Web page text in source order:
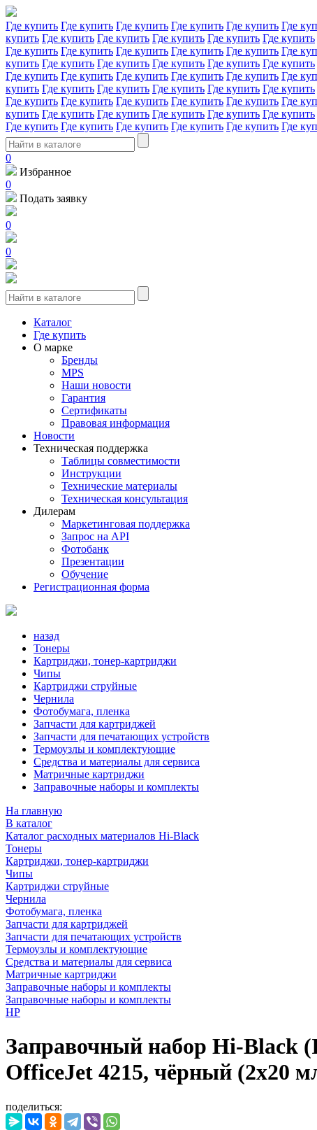
Где купить Где купить Где купить Где купить Где купить Где
купить Где купить Где купить Где купить Где купить Где купить
Где купить Где купить Где купить Где купить Где купить Где
купить Где купить Где купить Где купить Где купить Где купить
Где купить Где купить Где купить Где купить Где купить Где
купить Где купить Где купить Где купить Где купить Где купить
Где купить Где купить Где купить Где купить Где купить Где
купить Где купить Где купить Где купить Где купить Где купить
Где купить Где купить Где купить Где купить Где купить Где
0
Избранное
0
Подать заявку
0
0
Каталог
Где купить
О марке
Бренды
MPS
Наши новости
Гарантия
Сертификаты
Правовая информация
Новости
Техническая поддержка
Таблицы совместимости
Инструкции
Технические материалы
Техническая консультация
Дилерам
Маркетинговая поддержка
Запрос на API
Фотобанк
Презентации
Обучение
Регистрационная форма
назад
Тонеры
Картриджи, тонер-картриджи
Чипы
Картриджи струйные
Чернила
Фотобумага, пленка
Запчасти для картриджей
Запчасти для печатающих устройств
Термоузлы и комплектующие
Средства и материалы для сервиса
Матричные картриджи
Заправочные наборы и комплекты
На главную
В каталог
Каталог расходных материалов Hi-Black
Тонеры
Картриджи, тонер-картриджи
Чипы
Картриджи струйные
Чернила
Фотобумага, пленка
Запчасти для картриджей
Запчасти для печатающих устройств
Термоузлы и комплектующие
Средства и материалы для сервиса
Матричные картриджи
Заправочные наборы и комплекты
Заправочные наборы и комплекты
HP
Заправочный набор Hi-Black
OfficeJet 4215, чёрный (2х20
поделиться: